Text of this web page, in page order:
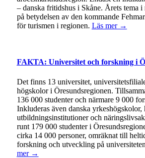
– danska fritidshus i Skåne. Årets tema i
på betydelsen av den kommande
för turismen i regionen. Läs mer →
FAKTA: Universitet och forskning i
Det finns 13 universitet,
högskolor i Öresundsregionen.
136 000 studenter och närmare 9 000
Inkluderas även danska yrkeshögskolor,
utbildningsinstitutioner och
runt 179 000 studenter i
cirka 14 000 personer, omräknat till
forskning och utveckling på
mer →